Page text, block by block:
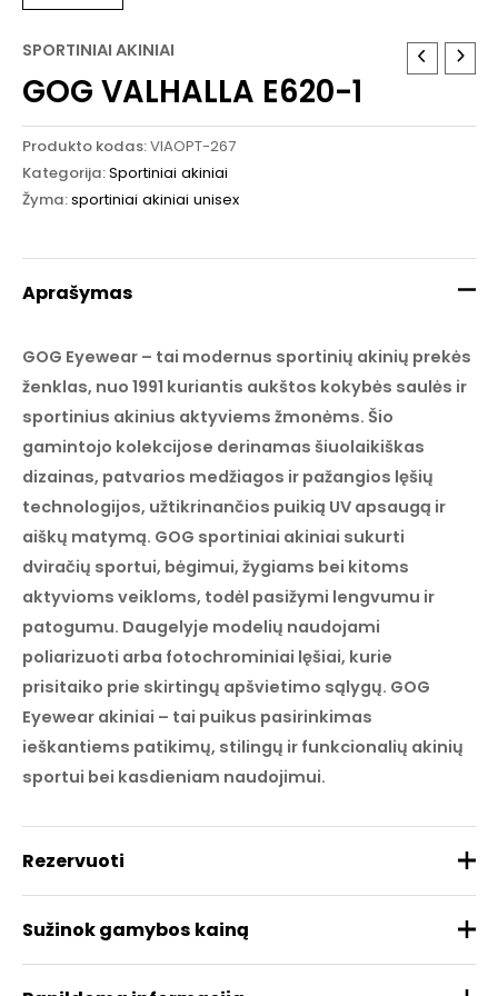
SPORTINIAI AKINIAI
GOG VALHALLA E620-1
Produkto kodas:VIAOPT-267
Kategorija:Sportiniai akiniai
Žyma:sportiniai akiniai unisex
Aprašymas
GOG Eyewear – tai modernus sportinių akinių prekės
ženklas, nuo 1991 kuriantis aukštos kokybės saulės ir
sportinius akinius aktyviems žmonėms. Šio
gamintojo kolekcijose derinamas šiuolaikiškas
dizainas, patvarios medžiagos ir pažangios lęšių
technologijos, užtikrinančios puikią UV apsaugą ir
aiškų matymą. GOG sportiniai akiniai sukurti
dviračių sportui, bėgimui, žygiams bei kitoms
aktyvioms veikloms, todėl pasižymi lengvumu ir
patogumu. Daugelyje modelių naudojami
poliarizuoti arba fotochrominiai lęšiai, kurie
prisitaiko prie skirtingų apšvietimo sąlygų. GOG
Eyewear akiniai – tai puikus pasirinkimas
ieškantiems patikimų, stilingų ir funkcionalių akinių
sportui bei kasdieniam naudojimui.
Rezervuoti
Sužinok gamybos kainą